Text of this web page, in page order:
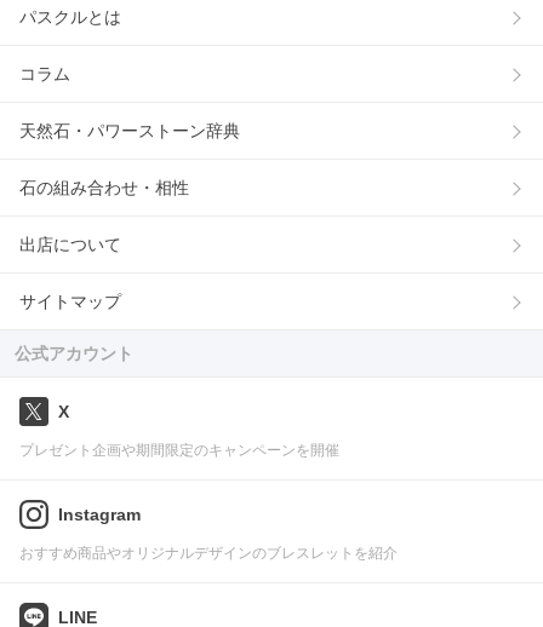
パスクルとは
コラム
天然石・パワーストーン辞典
石の組み合わせ・相性
出店について
サイトマップ
公式アカウント
X
プレゼント企画や期間限定のキャンペーンを開催
Instagram
おすすめ商品やオリジナルデザインのブレスレットを紹介
LINE